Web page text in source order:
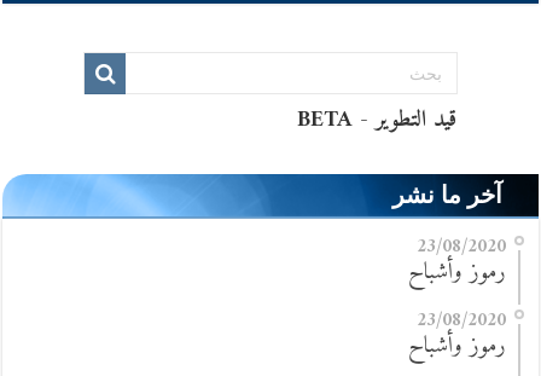
آخر ما نشر
23/08/2020
رموز وأشباح
23/08/2020
رموز وأشباح